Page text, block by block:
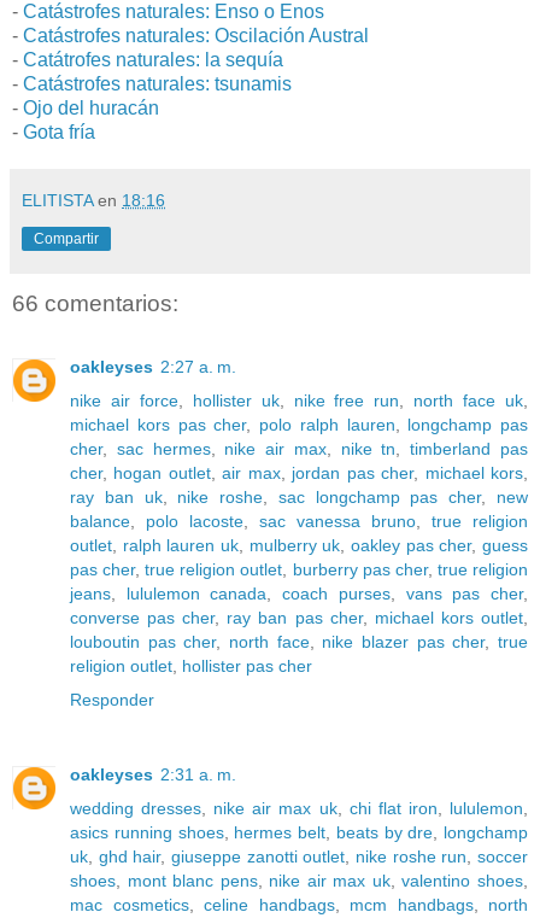
- Catástrofes naturales: Enso o Enos
- Catástrofes naturales: Oscilación Austral
- Catátrofes naturales: la sequía
- Catástrofes naturales: tsunamis
- Ojo del huracán
- Gota fría
ELITISTA en 18:16
Compartir
66 comentarios:
oakleyses 2:27 a. m.
nike air force, hollister uk, nike free run north face uk
michael kors pas cher, polo ralph lauren
longchamp pas
cher, sac hermes, nike air max, nike tn ,timberland pas
cher, hogan outlet,air max, jordan pas cher, michael kors
ray ban uk, nike roshe sac longchamp pas cher, new
balance
polo lacoste sac vanessa bruno
true religion
outlet
ralph lauren uk mulberry uk ,oakley pas cher,guess
pas cher,true religion outlet burberry pas cher, true religion
jeans
lululemon canada ,coach purses, vans pas cher,
converse pas cher, ray ban pas cher, michael kors outlet
louboutin pas cher, north face, nike blazer pas cher,true
religion outlet hollister pas cher
Responder
oakleyses 2:31 a. m.
wedding dresses
nike air max uk, chi flat iron lululemon
asics running shoes, hermes belt beats by dre
longchamp
uk ghd hair,giuseppe zanotti outlet nike roshe run ,soccer
shoes
mont blanc pens, nike air max uk,valentino shoes
mac cosmetics, celine handbags, mcm handbags, north